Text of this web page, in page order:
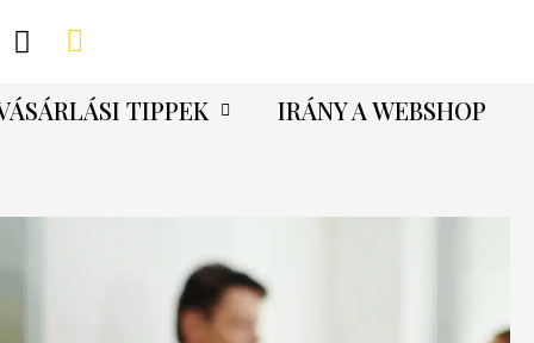
TIPPEK IRÁNY A WEBSHOP